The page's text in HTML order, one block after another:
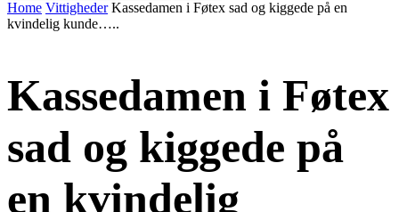
Home Vittigheder Kassedamen i Føtex sad og kiggede på en
kvindelig kunde…..
Kassedamen i Føtex
sad og kiggede på
en kvindelig